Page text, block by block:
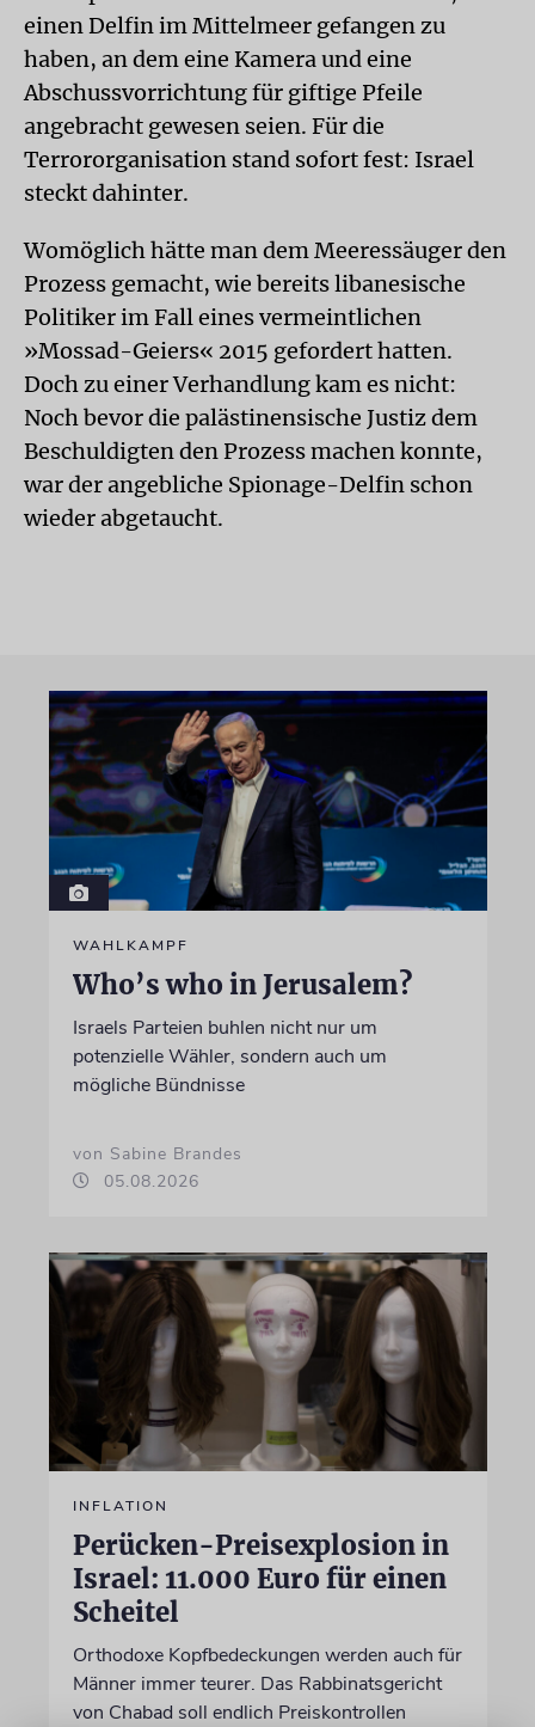
einen Delfin im Mittelmeer gefangen zu
haben, an dem eine Kamera und eine
Abschussvorrichtung für giftige Pfeile
angebracht gewesen seien. Für die
Terrororganisation stand sofort fest: Israel
steckt dahinter.
Womöglich hätte man dem Meeressäuger den
Prozess gemacht, wie bereits libanesische
Politiker im Fall eines vermeintlichen
»Mossad-Geiers« 2015 gefordert hatten.
Doch zu einer Verhandlung kam es nicht:
Noch bevor die palästinensische Justiz dem
Beschuldigten den Prozess machen konnte,
war der angebliche Spionage-Delfin schon
wieder abgetaucht.
WAHLKAMPF
Who’s who in Jerusalem?
Israels Parteien buhlen nicht nur um
potenzielle Wähler, sondern auch um
mögliche Bündnisse
von Sabine Brandes
05.08.2026
INFLATION
Perücken-Preisexplosion in
Israel: 11.000 Euro für einen
Scheitel
Orthodoxe Kopfbedeckungen werden auch für
Männer immer teurer. Das Rabbinatsgericht
von Chabad soll endlich Preiskontrollen